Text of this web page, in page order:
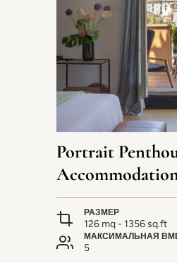
Portrait
РАЗМЕР
126 mq - 1356 sq.ft
МАКСИМАЛЬНАЯ
5